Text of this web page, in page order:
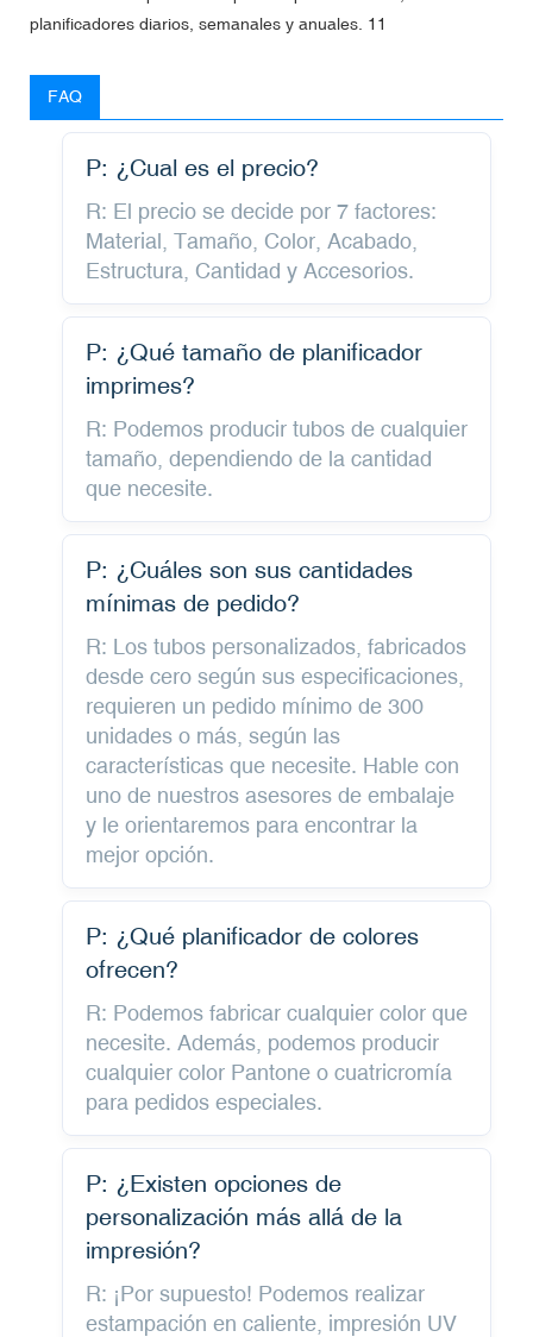
FAQ
P: ¿Cual es el precio?
R: El precio se decide por 7 factores:
Material, Tamaño, Color, Acabado,
Estructura, Cantidad y Accesorios.
P: ¿Qué tamaño de planificador
imprimes?
R: Podemos producir tubos de cualquier
tamaño, dependiendo de la cantidad
que necesite.
P: ¿Cuáles son sus cantidades
mínimas de pedido?
R: Los tubos personalizados, fabricados
desde cero según sus especificaciones,
requieren un pedido mínimo de 300
unidades o más, según las
características que necesite. Hable con
uno de nuestros asesores de embalaje
y le orientaremos para encontrar la
mejor opción.
P: ¿Qué planificador de colores
ofrecen?
R: Podemos fabricar cualquier color que
necesite. Además, podemos producir
cualquier color Pantone o cuatricromía
para pedidos especiales.
P: ¿Existen opciones de
personalización más allá de la
impresión?
R: ¡Por supuesto! Podemos realizar
estampación en caliente, impresión UV